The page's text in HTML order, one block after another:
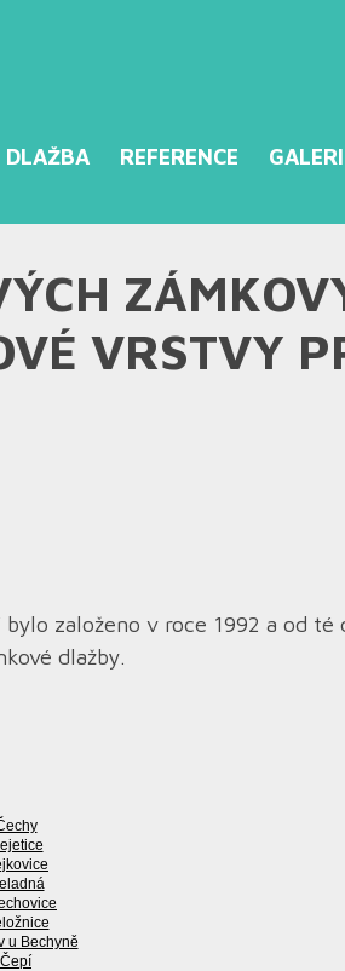
DLAŽBA REFERENCE
VRSTVY
založeno v roce 1992 a od té
dlažby.
u Bechyně
Čepí